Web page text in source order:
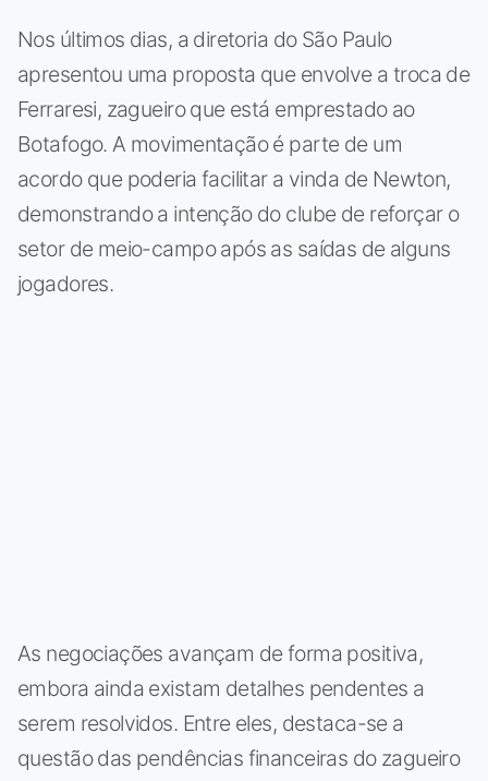
Nos últimos dias, a diretoria do São Paulo
apresentou uma proposta que envolve a troca de
Ferraresi, zagueiro que está emprestado ao
Botafogo. A movimentação é parte de um
acordo que poderia facilitar a vinda de Newton,
demonstrando a intenção do clube de reforçar o
setor de meio-campo após as saídas de alguns
jogadores.
As negociações avançam de forma positiva,
embora ainda existam detalhes pendentes a
serem resolvidos. Entre eles, destaca-se a
questão das pendências financeiras do zagueiro